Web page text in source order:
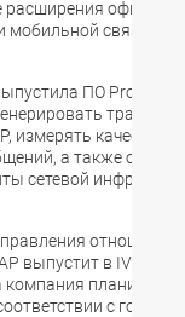
расширения офисной
мобильной связи
ПО
трафик,
измерять качество
а также
сетевой
выпустит в IV
компания планирует
с годом